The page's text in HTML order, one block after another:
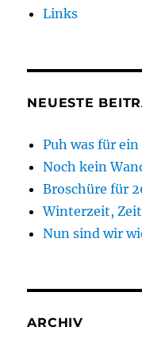
Links
NEUESTE
Puh was für
Noch kein
Broschüre für
Winterzeit,
Nun sind wir
ARCHIV